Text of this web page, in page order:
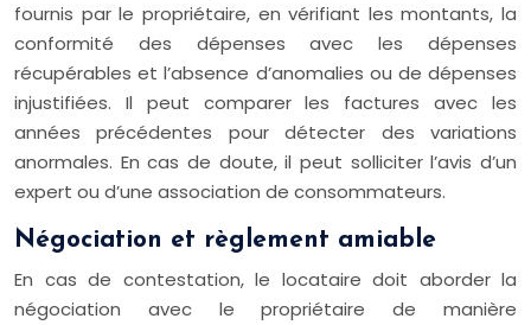
fournis par le propriétaire, en vérifiant les montants, la
conformité des dépenses avec les dépenses
récupérables et l’absence d’anomalies ou de dépenses
injustifiées. Il peut comparer les factures avec les
années précédentes pour détecter des variations
anormales. En cas de doute, il peut solliciter l’avis d’un
expert ou d’une association de consommateurs.
Négociation et règlement amiable
En cas de contestation, le locataire doit aborder la
négociation avec le propriétaire de manière